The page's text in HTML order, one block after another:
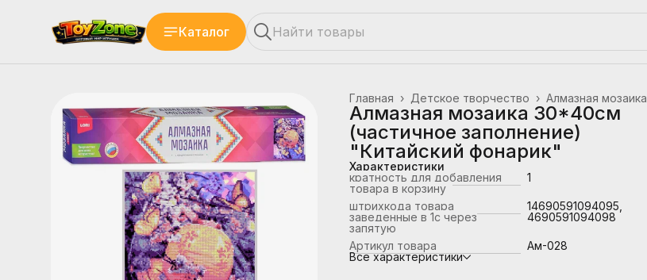
Каталог
Алмазная мозаика
Детское творчество ›
Главная ›
Алмазная мозаика 30*40см
(частичное заполнение)
"Китайский фонарик"
Характеристики
кратность для добавления
товара в корзину
1
штрихкода товара
заведенные в 1с через
запятую
14690591094095,
4690591094098
Артикул товара
Ам-028
Все характеристики